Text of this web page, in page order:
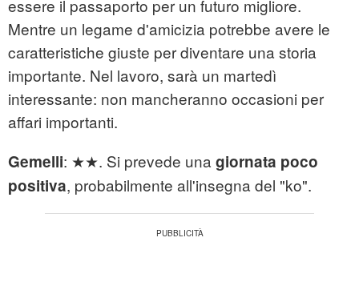
essere il passaporto per un futuro migliore.
Mentre un legame d'amicizia potrebbe avere le
caratteristiche giuste per diventare una storia
importante. Nel lavoro, sarà un martedì
interessante: non mancheranno occasioni per
affari importanti.
Gemelli: ★★. Si prevede una giornata poco
positiva, probabilmente all'insegna del "ko".